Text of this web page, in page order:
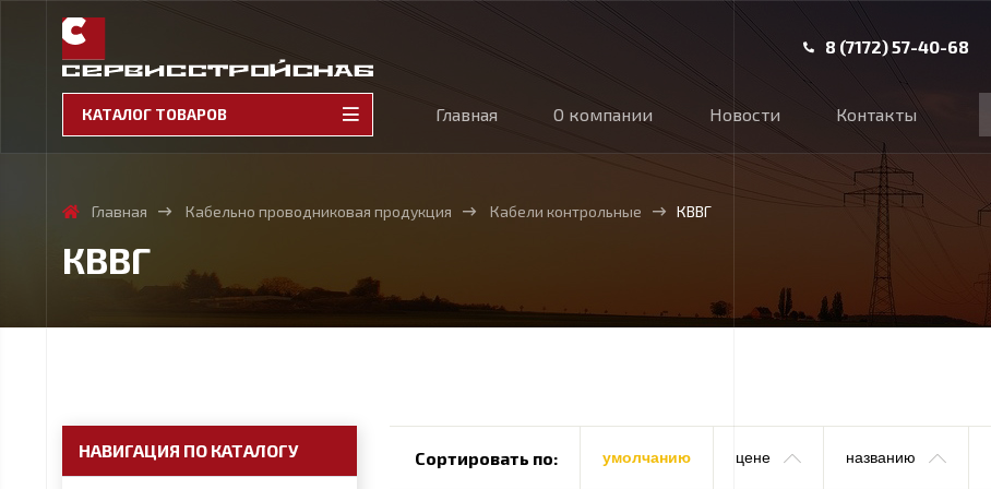
8 (7172) 57-40-68
КАТАЛОГ ТОВАРОВ Главная О компании Новости Контакты
Главная Кабельно проводниковая продукция Кабели контрольные КВВГ
КВВГ
НАВИГАЦИЯ ПО КАТАЛОГУ Сортировать по: умолчанию цене названию